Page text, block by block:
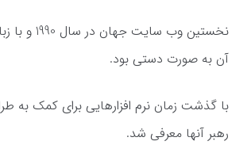
آن به صورت دستی بود.
رهبر آنها معرفی شد.